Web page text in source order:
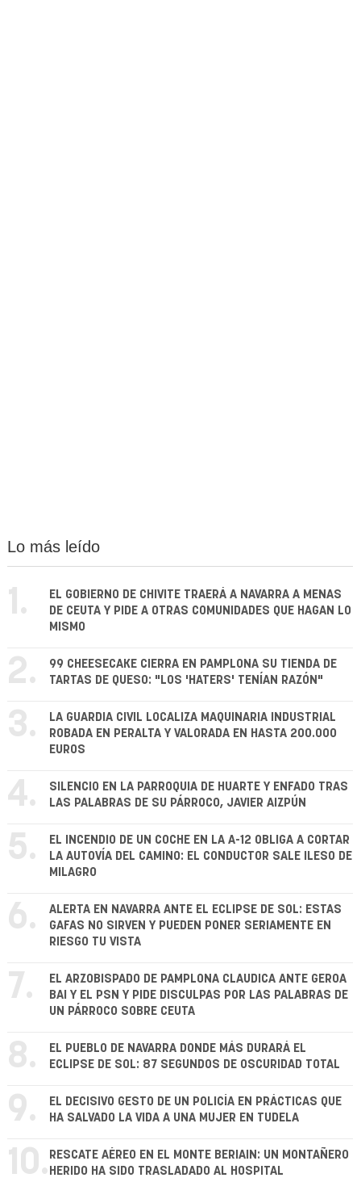
Lo más leído
1.
EL GOBIERNO DE CHIVITE TRAERÁ A NAVARRA A MENAS
DE CEUTA Y PIDE A OTRAS COMUNIDADES QUE HAGAN LO
MISMO
2.
99 CHEESECAKE CIERRA EN PAMPLONA SU TIENDA DE
TARTAS DE QUESO: "LOS 'HATERS' TENÍAN RAZÓN"
3.
LA GUARDIA CIVIL LOCALIZA MAQUINARIA INDUSTRIAL
ROBADA EN PERALTA Y VALORADA EN HASTA 200.000
EUROS
4.
SILENCIO EN LA PARROQUIA DE HUARTE Y ENFADO TRAS
LAS PALABRAS DE SU PÁRROCO, JAVIER AIZPÚN
5.
EL INCENDIO DE UN COCHE EN LA A-12 OBLIGA A CORTAR
LA AUTOVÍA DEL CAMINO: EL CONDUCTOR SALE ILESO DE
MILAGRO
6.
ALERTA EN NAVARRA ANTE EL ECLIPSE DE SOL: ESTAS
GAFAS NO SIRVEN Y PUEDEN PONER SERIAMENTE EN
RIESGO TU VISTA
7.
EL ARZOBISPADO DE PAMPLONA CLAUDICA ANTE GEROA
BAI Y EL PSN Y PIDE DISCULPAS POR LAS PALABRAS DE
UN PÁRROCO SOBRE CEUTA
8.
EL PUEBLO DE NAVARRA DONDE MÁS DURARÁ EL
ECLIPSE DE SOL: 87 SEGUNDOS DE OSCURIDAD TOTAL
9.
EL DECISIVO GESTO DE UN POLICÍA EN PRÁCTICAS QUE
HA SALVADO LA VIDA A UNA MUJER EN TUDELA
10. RESCATE AÉREO EN EL MONTE BERIAIN: UN MONTAÑERO
HERIDO HA SIDO TRASLADADO AL HOSPITAL